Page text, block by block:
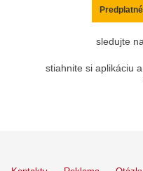
sledujte
stiahnite si aplikáciu